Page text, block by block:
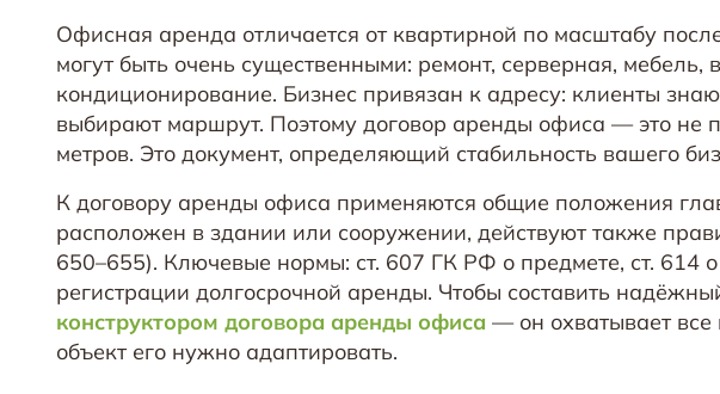
Офисная аренда отличается от квартирной по масштабу
могут быть очень существенными: ремонт, серверная, мебель,
кондиционирование. Бизнес привязан к адресу: клиенты
выбирают маршрут. Поэтому договор аренды офиса — это не
метров. Это документ, определяющий стабильность вашего
К договору аренды офиса применяются общие положения
расположен в здании или сооружении, действуют также
650–655). Ключевые нормы: ст. 607 ГК РФ о предмете, ст. 614 о
регистрации долгосрочной аренды. Чтобы составить
конструктором договора аренды офиса — он охватывает
объект его нужно адаптировать.